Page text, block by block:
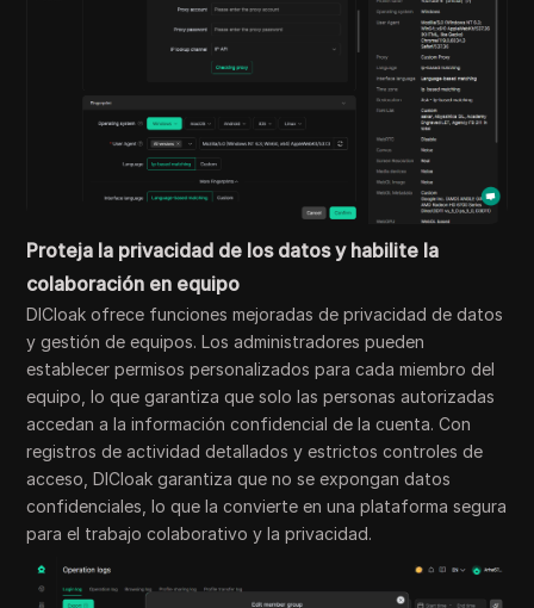
Proteja la privacidad de los datos y habilite la
colaboración en equipo
DICloak ofrece funciones mejoradas de privacidad de datos
y gestión de equipos. Los administradores pueden
establecer permisos personalizados para cada miembro del
equipo, lo que garantiza que solo las personas autorizadas
accedan a la información confidencial de la cuenta. Con
registros de actividad detallados y estrictos controles de
acceso, DICloak garantiza que no se expongan datos
confidenciales, lo que la convierte en una plataforma segura
para el trabajo colaborativo y la privacidad.